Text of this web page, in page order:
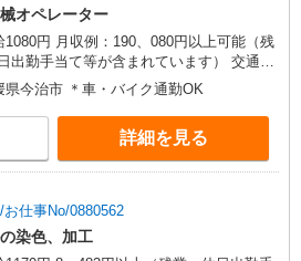
オペレーター
1080円 月収例：190、080円以上可能（残
勤手当て等が含まれています） 交通費
県今治市 ＊車・バイク通勤OK
詳細を見る
仕事No/0880562
染色、加工